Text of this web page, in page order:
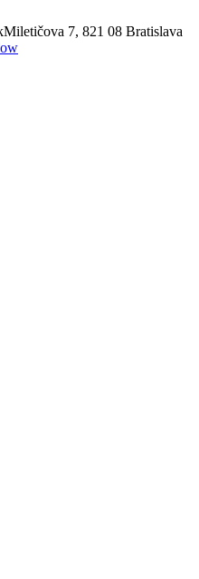
Miletičova 7, 821 08 Bratislava